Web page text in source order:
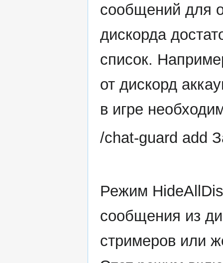
сообщений для
дискорда
список.
от дискорд
в игре
/chat-guard add
Режим
сообщения из
стримеров или